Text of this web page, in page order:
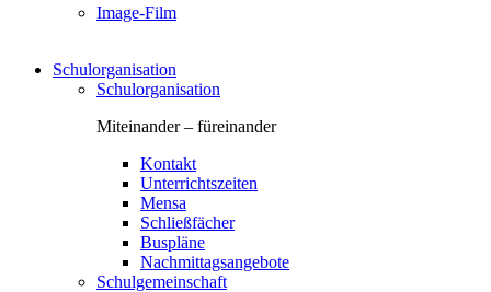
Image-Film
Schulorganisation
Schulorganisation
Miteinander – füreinander
Kontakt
Unterrichtszeiten
Mensa
Schließfächer
Buspläne
Nachmittagsangebote
Schulgemeinschaft